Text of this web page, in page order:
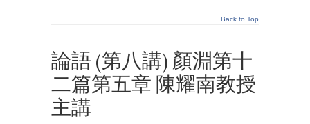
Back to Top
論語 (第八講) 顏淵第十
二篇第五章 陳耀南教授
主講